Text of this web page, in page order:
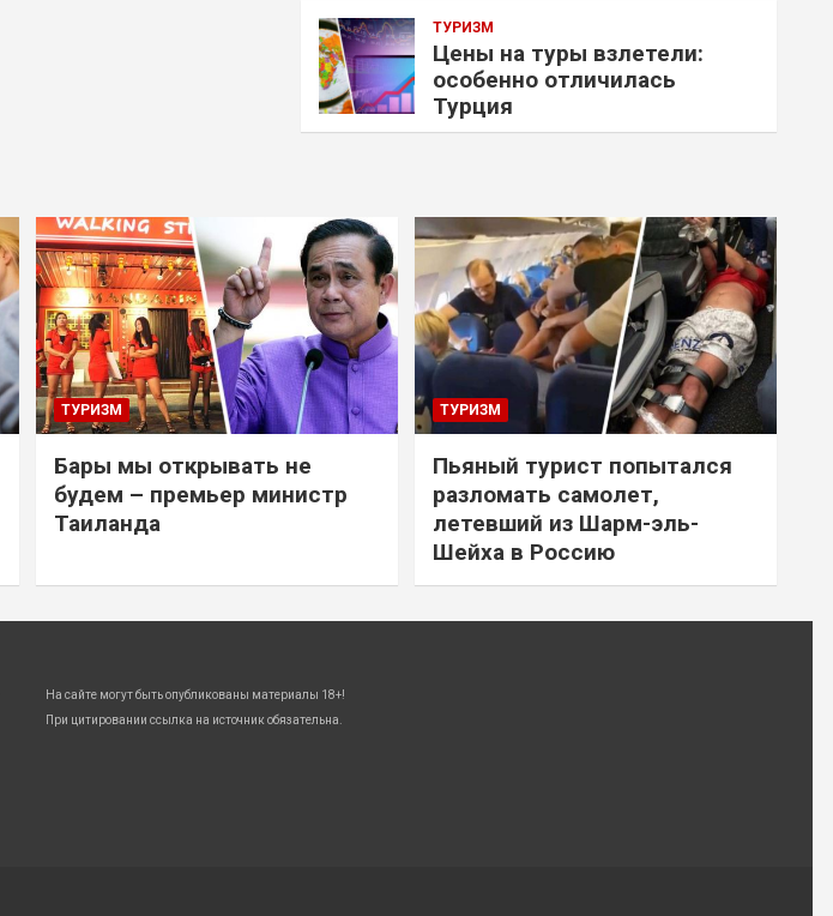
ТУРИЗМ
Цены на туры взлетели:
особенно отличилась
Турция
ТУРИЗМ
Бары мы открывать не
будем – премьер министр
Таиланда
ТУРИЗМ
Пьяный турист попытался
разломать самолет,
летевший из Шарм-эль-
Шейха в Россию
На сайте могут быть опубликованы материалы 18+!
При цитировании ссылка на источник обязательна.